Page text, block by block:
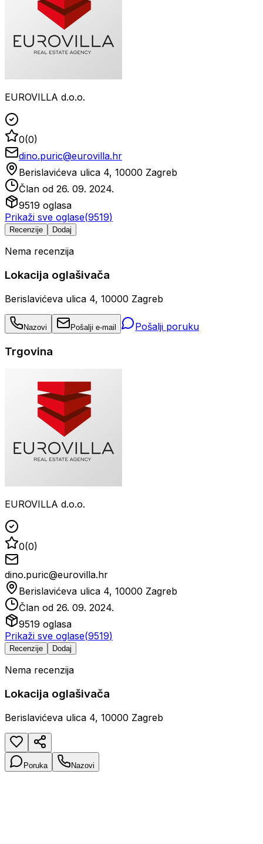
EUROVILLA d.o.o.
0(0)
dino.puric@eurovilla.hr
Berislavićeva ulica 4, 10000 Zagreb
Član od 26. 09. 2024.
9519 oglasa
Prikaži sve oglase(9519)
Recenzije Dodaj
Nema recenzija
Lokacija oglašivača
Berislavićeva ulica 4, 10000 Zagreb
Nazovi Pošalji e-mail Pošalji poruku
Trgovina
EUROVILLA d.o.o.
0(0)
dino.puric@eurovilla.hr
Berislavićeva ulica 4, 10000 Zagreb
Član od 26. 09. 2024.
9519 oglasa
Prikaži sve oglase(9519)
Recenzije Dodaj
Nema recenzija
Lokacija oglašivača
Berislavićeva ulica 4, 10000 Zagreb
Poruka Nazovi